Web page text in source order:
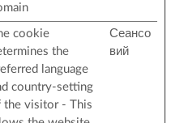
cookie
the
language
country-setting
the visitor - This
Сеансо
вий